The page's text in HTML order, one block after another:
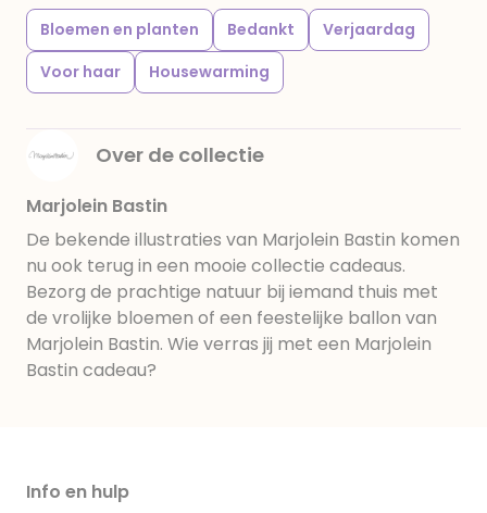
Bloemen en planten Bedankt
Verjaardag
Voor haar
Housewarming
Over de collectie
Marjolein Bastin
De bekende illustraties van Marjolein Bastin komen
nu ook terug in een mooie collectie cadeaus.
Bezorg de prachtige natuur bij iemand thuis met
de vrolijke bloemen of een feestelijke ballon van
Marjolein Bastin. Wie verras jij met een Marjolein
Bastin cadeau?
Info en hulp